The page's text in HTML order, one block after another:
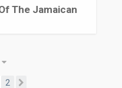
The Jamaican
2